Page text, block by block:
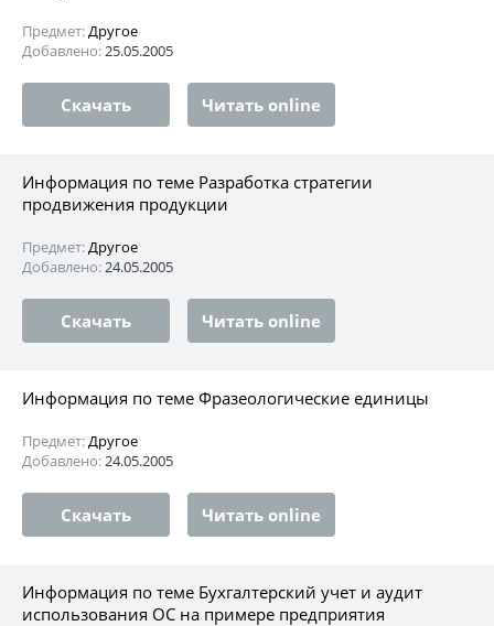
Предмет:Другое
Добавлено:25.05.2005
Скачать Читать online
Информация по теме Разработка стратегии
продвижения продукции
Предмет:Другое
Добавлено:24.05.2005
Скачать Читать online
Информация по теме Фразеологические единицы
Предмет:Другое
Добавлено:24.05.2005
Скачать Читать online
Информация по теме Бухгалтерский учет и аудит
использования ОС на примере предприятия